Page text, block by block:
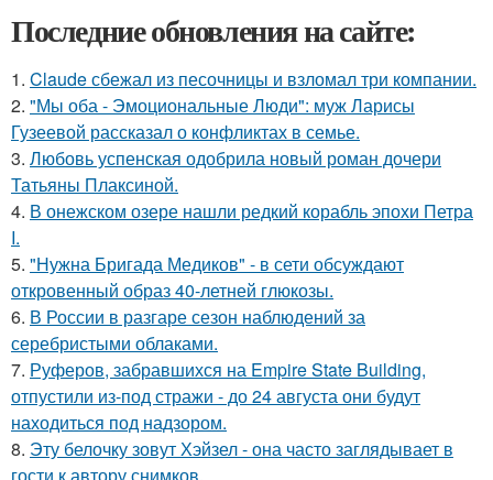
Последние обновления на сайте:
1. Claude сбежал из песочницы и взломал три компании.
2. "Мы оба - Эмоциональные Люди": муж Ларисы
Гузеевой рассказал о конфликтах в семье.
3. Любовь успенская одобрила новый роман дочери
Татьяны Плаксиной.
4. В онежском озере нашли редкий корабль эпохи Петра
I.
5. "Нужна Бригада Медиков" - в сети обсуждают
откровенный образ 40-летней глюкозы.
6. В России в разгаре сезон наблюдений за
серебристыми облаками.
7. Руферов, забравшихся на Empire State Building,
отпустили из-под стражи - до 24 августа они будут
находиться под надзором.
8. Эту белочку зовут Хэйзел - она часто заглядывает в
гости к автору снимков.